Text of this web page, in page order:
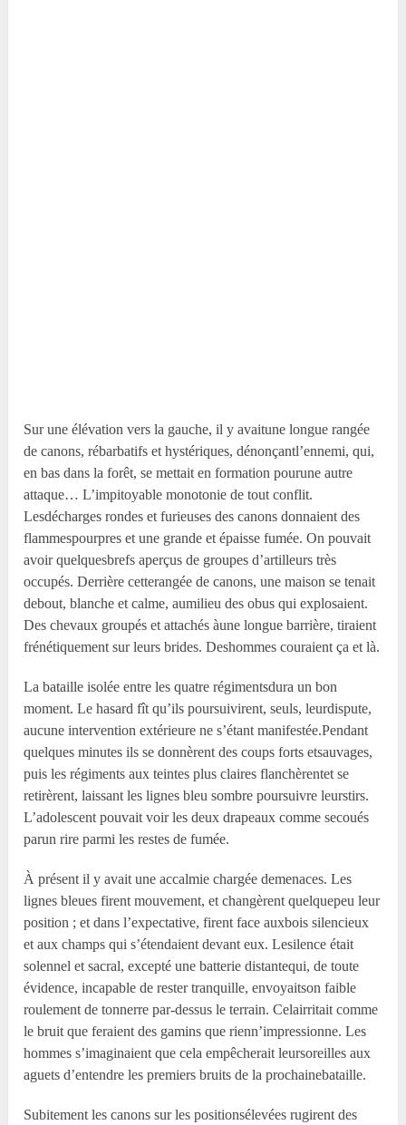
Sur une élévation vers la gauche, il y avaitune longue rangée
de canons, rébarbatifs et hystériques, dénonçantl’ennemi, qui,
en bas dans la forêt, se mettait en formation pourune autre
attaque… L’impitoyable monotonie de tout conflit.
Lesdécharges rondes et furieuses des canons donnaient des
flammespourpres et une grande et épaisse fumée. On pouvait
avoir quelquesbrefs aperçus de groupes d’artilleurs très
occupés. Derrière cetterangée de canons, une maison se tenait
debout, blanche et calme, aumilieu des obus qui explosaient.
Des chevaux groupés et attachés àune longue barrière, tiraient
frénétiquement sur leurs brides. Deshommes couraient ça et là.
La bataille isolée entre les quatre régimentsdura un bon
moment. Le hasard fît qu’ils poursuivirent, seuls, leurdispute,
aucune intervention extérieure ne s’étant manifestée.Pendant
quelques minutes ils se donnèrent des coups forts etsauvages,
puis les régiments aux teintes plus claires flanchèrentet se
retirèrent, laissant les lignes bleu sombre poursuivre leurstirs.
L’adolescent pouvait voir les deux drapeaux comme secoués
parun rire parmi les restes de fumée.
À présent il y avait une accalmie chargée demenaces. Les
lignes bleues firent mouvement, et changèrent quelquepeu leur
position ; et dans l’expectative, firent face auxbois silencieux
et aux champs qui s’étendaient devant eux. Lesilence était
solennel et sacral, excepté une batterie distantequi, de toute
évidence, incapable de rester tranquille, envoyaitson faible
roulement de tonnerre par-dessus le terrain. Celairritait comme
le bruit que feraient des gamins que rienn’impressionne. Les
hommes s’imaginaient que cela empêcherait leursoreilles aux
aguets d’entendre les premiers bruits de la prochainebataille.
Subitement les canons sur les positionsélevées rugirent des